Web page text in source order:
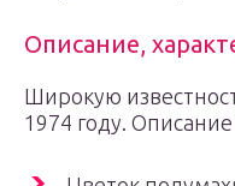
Описание,
Широкую
1974 году.